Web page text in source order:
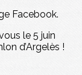
Facebook.
le 5 juin
d’Argelès !